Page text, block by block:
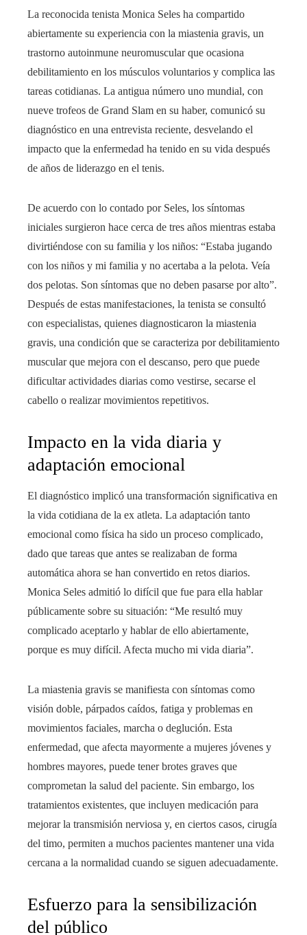
La reconocida tenista Monica Seles ha compartido
abiertamente su experiencia con la miastenia gravis, un
trastorno autoinmune neuromuscular que ocasiona
debilitamiento en los músculos voluntarios y complica las
tareas cotidianas. La antigua número uno mundial, con
nueve trofeos de Grand Slam en su haber, comunicó su
diagnóstico en una entrevista reciente, desvelando el
impacto que la enfermedad ha tenido en su vida después
de años de liderazgo en el tenis.
De acuerdo con lo contado por Seles, los síntomas
iniciales surgieron hace cerca de tres años mientras estaba
divirtiéndose con su familia y los niños: “Estaba jugando
con los niños y mi familia y no acertaba a la pelota. Veía
dos pelotas. Son síntomas que no deben pasarse por alto”.
Después de estas manifestaciones, la tenista se consultó
con especialistas, quienes diagnosticaron la miastenia
gravis, una condición que se caracteriza por debilitamiento
muscular que mejora con el descanso, pero que puede
dificultar actividades diarias como vestirse, secarse el
cabello o realizar movimientos repetitivos.
Impacto en la vida diaria y
adaptación emocional
El diagnóstico implicó una transformación significativa en
la vida cotidiana de la ex atleta. La adaptación tanto
emocional como física ha sido un proceso complicado,
dado que tareas que antes se realizaban de forma
automática ahora se han convertido en retos diarios.
Monica Seles admitió lo difícil que fue para ella hablar
públicamente sobre su situación: “Me resultó muy
complicado aceptarlo y hablar de ello abiertamente,
porque es muy difícil. Afecta mucho mi vida diaria”.
La miastenia gravis se manifiesta con síntomas como
visión doble, párpados caídos, fatiga y problemas en
movimientos faciales, marcha o deglución. Esta
enfermedad, que afecta mayormente a mujeres jóvenes y
hombres mayores, puede tener brotes graves que
comprometan la salud del paciente. Sin embargo, los
tratamientos existentes, que incluyen medicación para
mejorar la transmisión nerviosa y, en ciertos casos, cirugía
del timo, permiten a muchos pacientes mantener una vida
cercana a la normalidad cuando se siguen adecuadamente.
Esfuerzo para la sensibilización
del público